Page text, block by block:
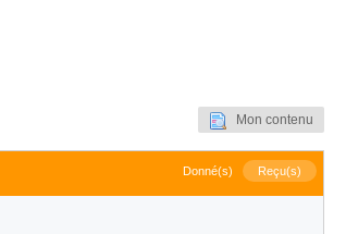
Mon contenu
Donné(s) Reçu(s)